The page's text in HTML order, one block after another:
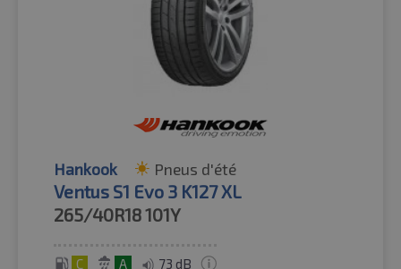
Hankook Pneus d'été
Ventus S1 Evo 3 K127 XL
265/40R18101Y
C A 73 dB